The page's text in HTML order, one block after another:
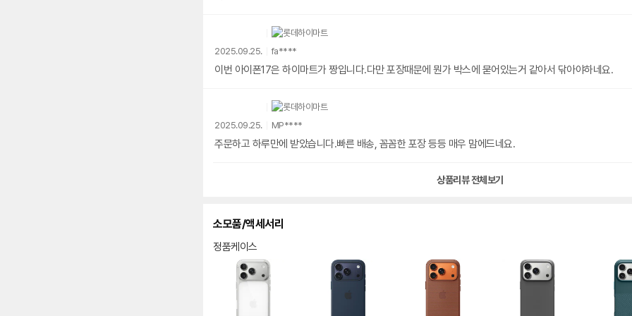
2025.09.25. fa****
이번 아이폰17은 하이마트가 짱입니다.다만 포장때문에 뭔가 박스에 묻어있는거 같아서 닦아야하네요.
2025.09.25. MP****
주문하고 하루만에 받았습니다.빠른 배송, 꼼꼼한 포장 등등 매우 맘에드네요.
상품리뷰 전체보기
소모품/액세서리
정품케이스